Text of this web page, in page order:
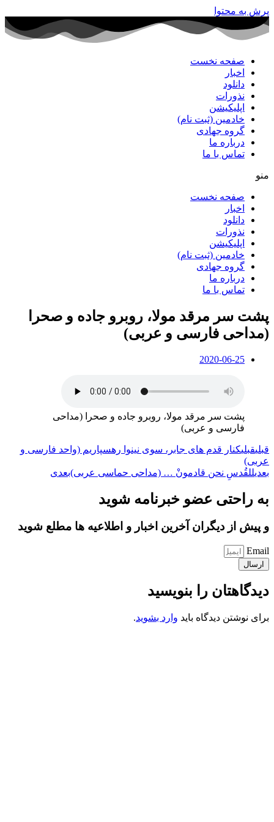
پرش به محتوا
صفحه نخست
اخبار
دانلود
نذورات
اپلیکیشن
خادمین (ثبت نام)
گروه جهادی
درباره ما
تماس با ما
منو
صفحه نخست
اخبار
دانلود
نذورات
اپلیکیشن
خادمین (ثبت نام)
گروه جهادی
درباره ما
تماس با ما
پشت سر مرقد مولا، روبرو جاده و صحرا
(مداحی فارسی و عربی)
2020-06-25
پشت سر مرقد مولا، روبرو جاده و صحرا (مداحی
فارسی و عربی)
قبلیقبلیکنار قدم های جابر، سوی نینوا رهسپاریم (واحد فارسی و
عربی)
بعدیللقُدسِ نحن قادمونْ … (مداحی حماسی عربی)بعدی
به راحتی عضو خبرنامه شوید
و پیش از دیگران آخرین اخبار و اطلاعیه ها مطلع شوید
Email
ارسال
دیدگاهتان را بنویسید
برای نوشتن دیدگاه باید وارد بشوید.